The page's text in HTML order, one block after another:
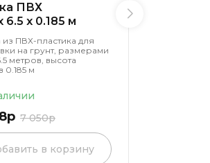
ПВХ
6.5 x 0.185 м
из ПВХ-пластика для
на грунт, размерами
метров, высота
0.185 м
7 050р
в корзину